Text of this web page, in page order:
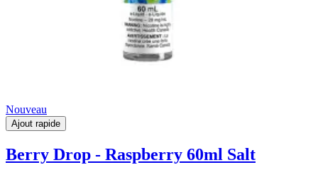
Nouveau
Ajout rapide
Berry Drop - Raspberry 60ml Salt